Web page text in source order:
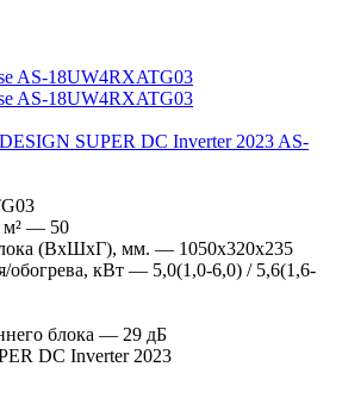
SUPER DC Inverter 2023 AS-
— 50
(ВхШхГ), мм. — 1050x320x235
кВт — 5,0(1,0-6,0) / 5,6(1,6-
блока — 29 дБ
DC Inverter 2023